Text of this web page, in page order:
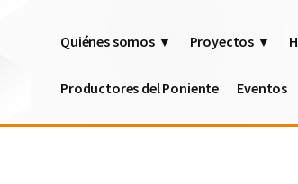
Quiénes somos ▼ Proyectos ▼
Productores del Poniente Eventos